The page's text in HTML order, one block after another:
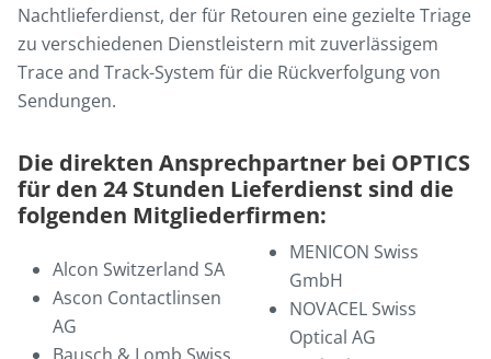
Nachtlieferdienst, der für Retouren eine gezielte Triage
zu verschiedenen Dienstleistern mit zuverlässigem
Trace and Track-System für die Rückverfolgung von
Sendungen.
Die direkten Ansprechpartner bei OPTICS
für den 24 Stunden Lieferdienst sind die
folgenden Mitgliederfirmen:
Alcon Switzerland SA
Ascon Contactlinsen
AG
MENICON Swiss
GmbH
NOVACEL Swiss
Optical AG